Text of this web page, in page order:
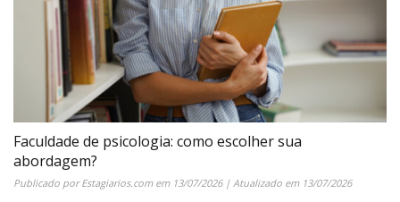
Faculdade de psicologia: como escolher sua
abordagem?
Publicado porEstagiarios.comem 13/07/2026| Atualizado em 13/07/2026